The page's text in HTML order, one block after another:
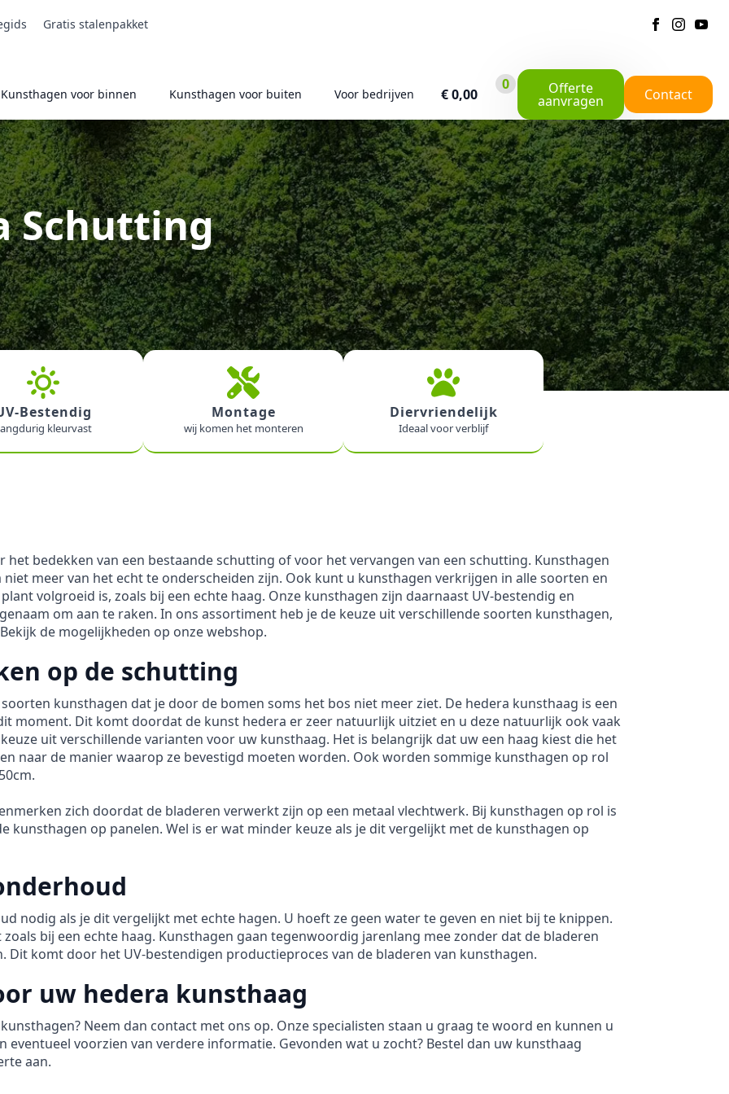
Gratis stalenpakket
Kunsthagen voor binnen Kunsthagen voor buiten Voor bedrijven €0,00
0 Offerte
aanvragen Contact
Schutting
Bestendig
kleurvast
Montage
wij komen het monteren
Diervriendelijk
Ideaal voor verblijf
bedekken van een bestaande schutting of voor het vervangen van een schutting. Kunsthagen
meer van het echt te onderscheiden zijn. Ook kunt u kunsthagen verkrijgen in alle soorten en
volgroeid is, zoals bij een echte haag. Onze kunsthagen zijn daarnaast UV-bestendig en
om aan te raken. In ons assortiment heb je de keuze uit verschillende soorten kunsthagen,
de mogelijkheden op onze webshop.
op de schutting
kunsthagen dat je door de bomen soms het bos niet meer ziet. De hedera kunsthaag is een
moment. Dit komt doordat de kunst hedera er zeer natuurlijk uitziet en u deze natuurlijk ook vaak
uit verschillende varianten voor uw kunsthaag. Het is belangrijk dat uw een haag kiest die het
naar de manier waarop ze bevestigd moeten worden. Ook worden sommige kunsthagen op rol
zich doordat de bladeren verwerkt zijn op een metaal vlechtwerk. Bij kunsthagen op rol is
kunsthagen op panelen. Wel is er wat minder keuze als je dit vergelijkt met de kunsthagen op
nodig als je dit vergelijkt met echte hagen. U hoeft ze geen water te geven en niet bij te knippen.
bij een echte haag. Kunsthagen gaan tegenwoordig jarenlang mee zonder dat de bladeren
komt door het UV-bestendigen productieproces van de bladeren van kunsthagen.
uw hedera kunsthaag
Neem dan contact met ons op. Onze specialisten staan u graag te woord en kunnen u
voorzien van verdere informatie. Gevonden wat u zocht? Bestel dan uw kunsthaag
aan.